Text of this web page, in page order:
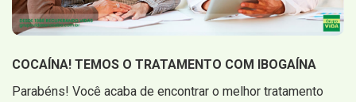
COCAÍNA! TEMOS O TRATAMENTO COM IBOGAÍNA
Parabéns! Você acaba de encontrar o melhor tratamento